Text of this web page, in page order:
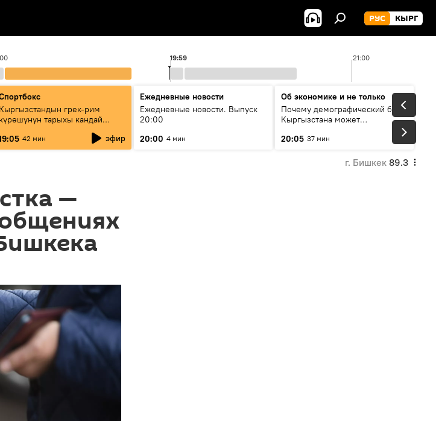
РУС КЫРГ
21:00
19:59
Кыргызстандын грек-рим
күрөшүнүн тарыхы кандай
42 мин эфир
Ежедневные новости
Ежедневные новости. Выпуск
20:00
20:00 4 мин
Об экономике и не только
Почему демографический бум
Кыргызстана может
превратиться в проблему и как
этого избежать
20:05 37 мин
г. Бишкек 89.3
—